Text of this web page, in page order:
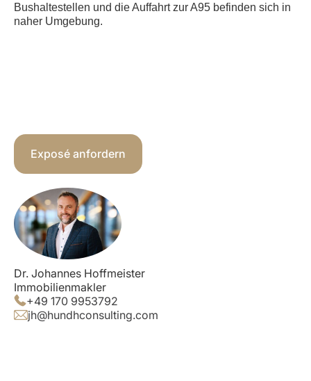
Bushaltestellen und die Auffahrt zur A95 befinden sich in
naher Umgebung.
Exposé anfordern
Dr. Johannes Hoffmeister
Immobilienmakler
+49 170 9953792
jh@hundhconsulting.com